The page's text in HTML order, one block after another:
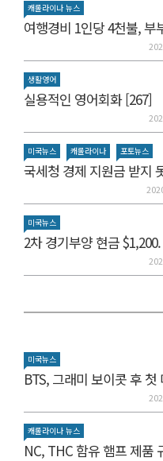
캐롤라이나 뉴스
여행경비 1인당 4천불, 부
생활영어
실용적인 영어회화 [267]
미국뉴스 캐롤라이나 포토뉴스
국세청 경제 지원금 받지
미국뉴스
2차 경기부양 현금
미국뉴스
BTS, 그래미 보이콧 후 첫
캐롤라이나 뉴스
NC, THC 함유 햄프 제품